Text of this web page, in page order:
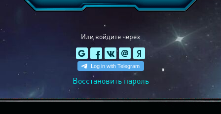
Или войдите через
Восстановить пароль